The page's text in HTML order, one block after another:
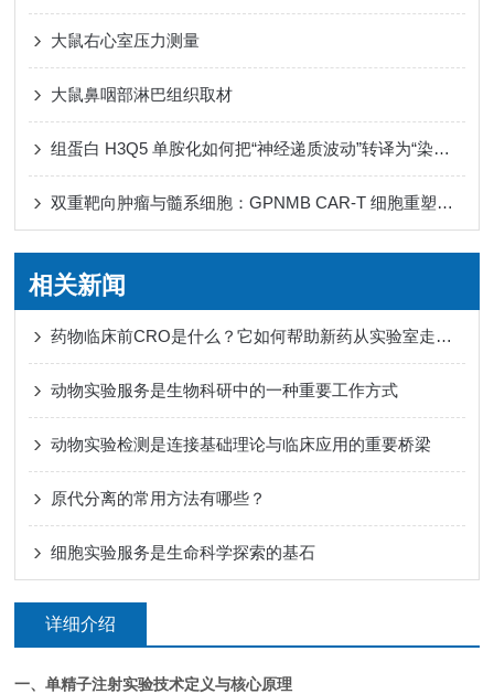
大鼠右心室压力测量
大鼠鼻咽部淋巴组织取材
组蛋白 H3Q5 单胺化如何把“神经递质波动”转译为“染色质节律”
双重靶向肿瘤与髓系细胞：GPNMB CAR-T 细胞重塑免疫微环境
相关新闻
药物临床前CRO是什么？它如何帮助新药从实验室走向人体试验？
动物实验服务是生物科研中的一种重要工作方式
动物实验检测是连接基础理论与临床应用的重要桥梁
原代分离的常用方法有哪些？
细胞实验服务是生命科学探索的基石
详细介绍
一、单精子注射实验技术定义与核心原理